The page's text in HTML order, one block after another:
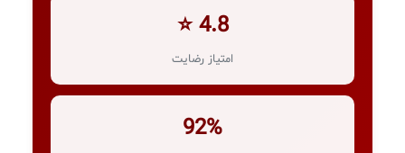
4.8 ⭐
امتیاز رضایت
92%